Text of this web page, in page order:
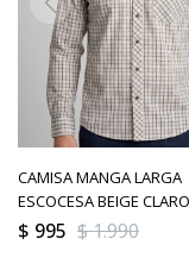
CAMISA MANGA LARGA
ESCOCESA BEIGE CLARO
$ 995 $1.990